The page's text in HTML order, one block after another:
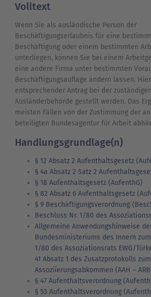
Volltext
Wenn Sie als ausländische Person der
Beschäftigungserlaubnis für eine
Beschäftigung oder einem bestimmten
unterliegen, können Sie bei einem
eine andere Firma unter bestimmten
Beschäftigungsauflage ändern lassen.
entsprechender Antrag bei der zuständigen
Ausländerbehörde gestellt werden. Das
meisten Fällen von der Zustimmung der
beteiligten Bundesagentur für Arbeit
Handlungsgrundlage(n)
§ 12 Absatz 2 Aufenthaltsgesetz
§ 4a Absatz 2 Satz 2
§ 18 Aufenthaltsgesetz (AufenthG)
§ 82 Absatz 6 Aufenthaltsgesetz
§ 9 Beschäftigungsverordnung
Beschluss Nr. 1/80 des
Allgemeine Anwendungshinweise
Bundesministeriums des Innern
1/80 des Assoziationsrats EWG/
41 Absatz 1 des Zusatzprotokolls zum
Assoziierungsabkommen (AAH –
§ 47 Aufenthaltsverordnung
§ 53 Aufenthaltsverordnung